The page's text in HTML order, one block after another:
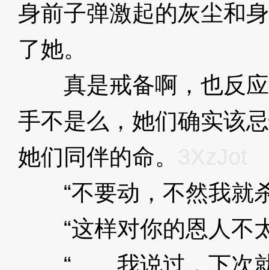
身前子弹激起的灰尘和
了她。
真是戒备啊，也反应
手不是么，她们确实该
她们同伴的命。
“不要动，不然我就
“这样对你的恩人不
“……我说过，下次就